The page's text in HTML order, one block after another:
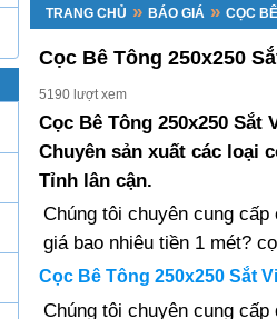
TRANG CHỦ » BÁO GIÁ » CỌC
Cọc Bê Tông 250x250
5190 lượt xem
Cọc Bê Tông 250x250 Sắt
Chuyên sản xuất các loại
Tỉnh lân cận.
Chúng tôi chuyên cung
giá bao nhiêu tiền 1 mét?
Cọc Bê Tông 250x250 Sắt
Chúng tôi chuyên cung